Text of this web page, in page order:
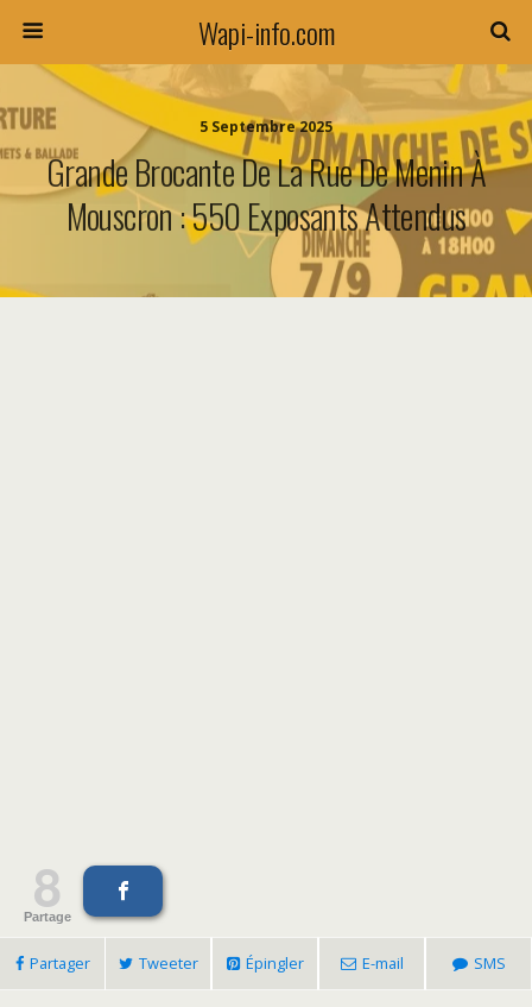
Wapi-info.com
5 Septembre 2025
Grande Brocante De La Rue De Menin À
Mouscron : 550 Exposants Attendus
8
Partage
Partager Tweeter Épingler E-mail SMS